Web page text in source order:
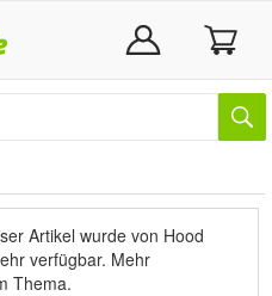
Artikel wurde von Hood
verfügbar. Mehr
Thema.